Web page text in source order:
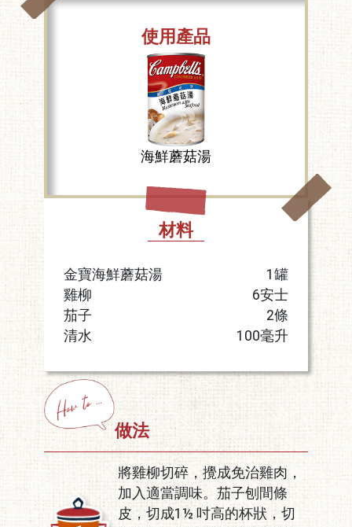
使用產品
海鮮蘑菇湯
材料
金寶海鮮蘑菇湯
1罐
雞柳
6安士
茄子
2條
清水
100毫升
做法
將雞柳切碎，攪成免治雞肉，
加入適當調味。茄子刨間條
皮，切成1½ 吋高的杯狀，切